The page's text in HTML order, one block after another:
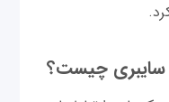
سایبری چیست؟